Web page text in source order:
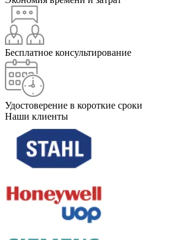
Бесплатное консультирование
Удостоверение в короткие сроки
Наши клиенты